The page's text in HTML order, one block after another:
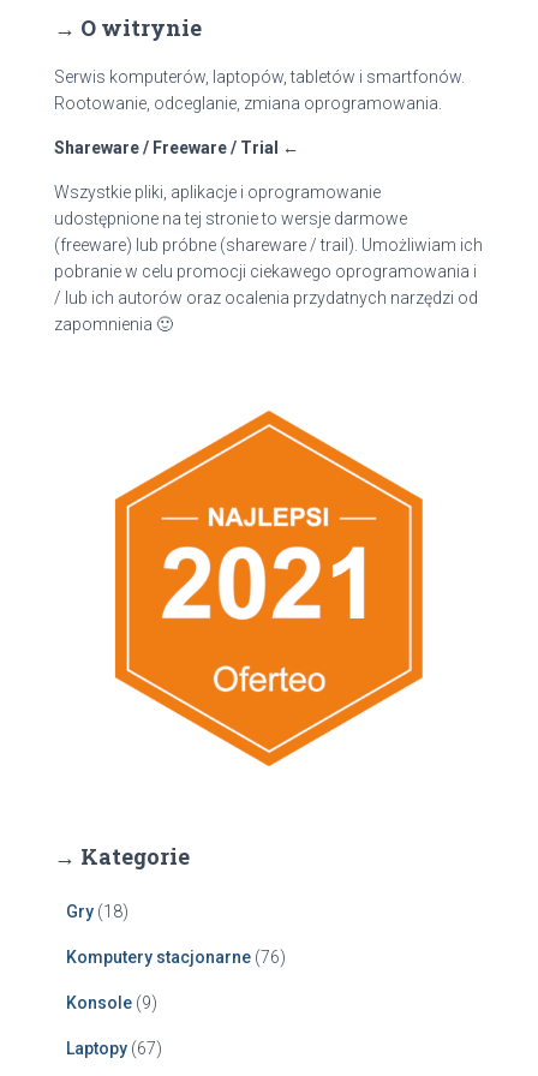
:
→ O witrynie
Serwis komputerów, laptopów, tabletów i smartfonów.
Rootowanie, odceglanie, zmiana oprogramowania.
Shareware / Freeware / Trial ←
Wszystkie pliki, aplikacje i oprogramowanie
udostępnione na tej stronie to wersje darmowe
(freeware) lub próbne (shareware / trail). Umożliwiam ich
pobranie w celu promocji ciekawego oprogramowania i
/ lub ich autorów oraz ocalenia przydatnych narzędzi od
zapomnienia 🙂
→ Kategorie
Gry (18)
Komputery stacjonarne (76)
Konsole (9)
Laptopy (67)